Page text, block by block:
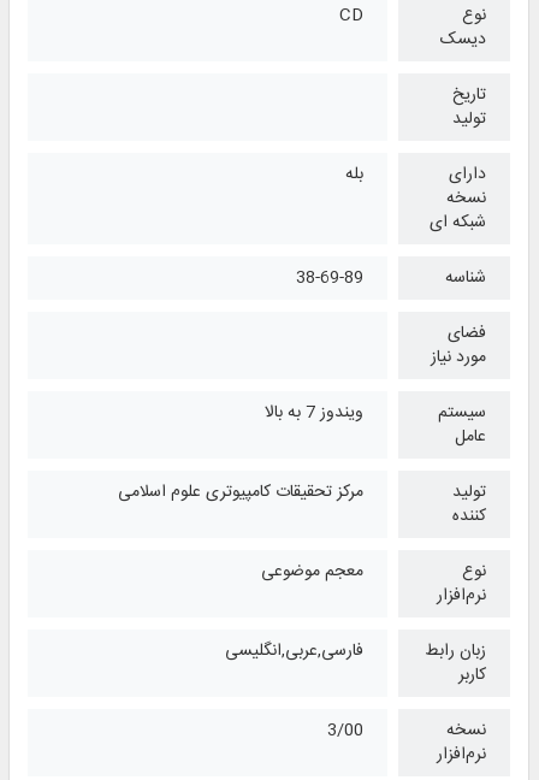
نوع
دیسک
CD
تاریخ
تولید
دارای
نسخه
شبکه ای
بله
شناسه
38-69-89
فضای
مورد نیاز
سیستم
عامل
ویندوز 7 به بالا
تولید
کننده
مرکز تحقیقات کامپیوتری علوم اسلامی
نوع
نرم‌افزار
معجم موضوعی
زبان رابط
کاربر
فارسی,عربی,انگلیسی
نسخه
نرم‌افزار
3/00